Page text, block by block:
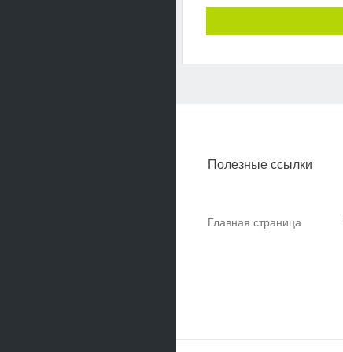
Полезные ссылки
Главная страница